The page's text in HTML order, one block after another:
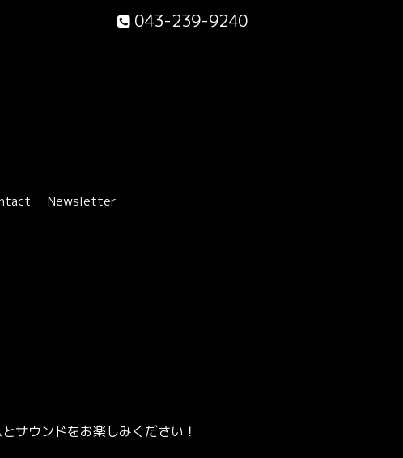
043-239-9240
Newsletter
サウンドをお楽しみください！